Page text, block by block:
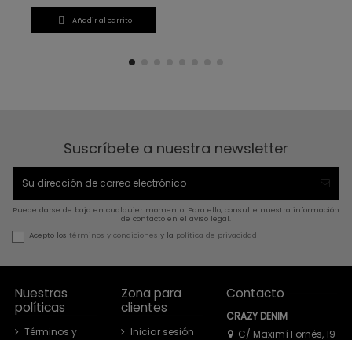
 Añadir al carrito
Suscríbete a nuestra newsletter
Puede darse de baja en cualquier momento. Para ello, consulte nuestra información
de contacto en el aviso legal.
Acepto los términos y condiciones y la política de privacidad
Nuestras
políticas
Términos y
Zona para
clientes
Iniciar sesión
Contacto
CRAZY DENIM
C/ Maximí Fornés, 19